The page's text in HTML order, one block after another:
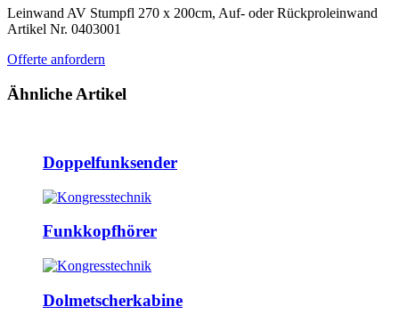
Leinwand AV Stumpfl 270 x 200cm, Auf- oder Rückproleinwand
Artikel Nr. 0403001
Offerte anfordern
Ähnliche Artikel
Doppelfunksender
Funkkopfhörer
Dolmetscherkabine